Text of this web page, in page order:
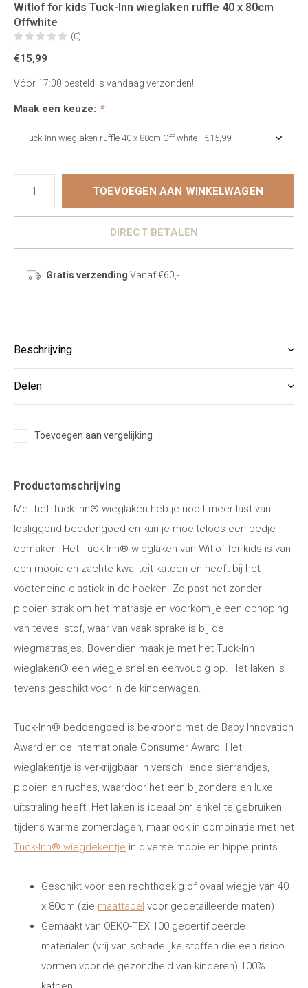
Witlof for kids Tuck-Inn wieglaken ruffle 40 x 80cm
Offwhite
(0)
€15,99
Vóór 17:00 besteld is vandaag verzonden!
Maak een keuze: *
TOEVOEGEN AAN WINKELWAGEN
DIRECT BETALEN
Gratis verzending Vanaf €60,-
Beschrijving
Delen
Toevoegen aan vergelijking
Productomschrijving
Met het Tuck-Inn® wieglaken heb je nooit meer last van
losliggend beddengoed en kun je moeiteloos een bedje
opmaken. Het Tuck-Inn® wieglaken van Witlof for kids is van
een mooie en zachte kwaliteit katoen en heeft bij het
voeteneind elastiek in de hoeken. Zo past het zonder
plooien strak om het matrasje en voorkom je een ophoping
van teveel stof, waar van vaak sprake is bij de
wiegmatrasjes. Bovendien maak je met het Tuck-Inn
wieglaken® een wiegje snel en eenvoudig op. Het laken is
tevens geschikt voor in de kinderwagen.
Tuck-Inn® beddengoed is bekroond met de Baby Innovation
Award en de Internationale Consumer Award. Het
wieglakentje is verkrijgbaar in verschillende sierrandjes,
plooien en ruches, waardoor het een bijzondere en luxe
uitstraling heeft. Het laken is ideaal om enkel te gebruiken
tijdens warme zomerdagen, maar ook in combinatie met het
Tuck-Inn® wiegdekentje in diverse mooie en hippe prints
Geschikt voor een rechthoekig of ovaal wiegje van 40
x 80cm (zie maattabel voor gedetailleerde maten)
Gemaakt van OEKO-TEX 100 gecertificeerde
materialen (vrij van schadelijke stoffen die een risico
vormen voor de gezondheid van kinderen) 100%